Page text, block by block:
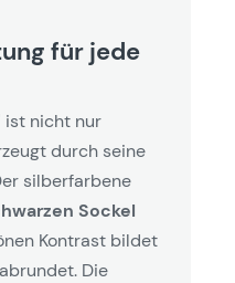
für jede
ist nicht nur
durch seine
silberfarbene
Sockel
Kontrast bildet
Die